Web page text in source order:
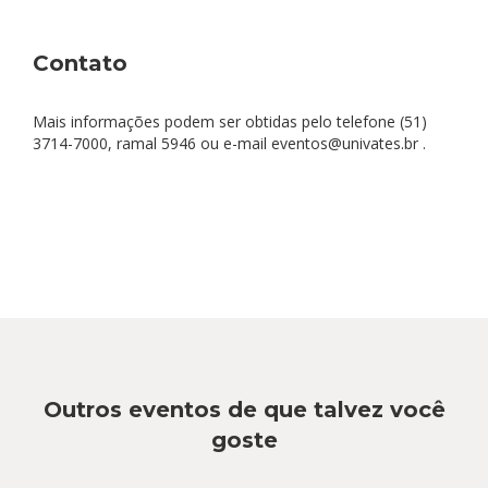
Contato
Mais informações podem ser obtidas pelo telefone (51)
3714-7000, ramal 5946 ou e-mail eventos@univates.br .
Outros eventos de que talvez você
goste